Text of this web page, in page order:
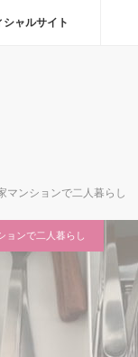
シャルサイト
マンションで二人暮らし
ョンで二人暮らし